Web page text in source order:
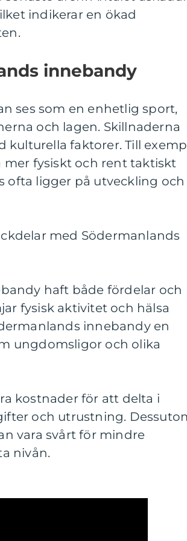
indikerar en ökad
innebandy
ses som en enhetlig sport,
och lagen. Skillnaderna
kulturella faktorer. Till
mer fysiskt och rent taktiskt
ofta ligger på utveckling och
med Södermanlands
haft både fördelar och
fysisk aktivitet och hälsa
innebandy en
ungdomsligor och olika
kostnader för att delta i
och utrustning.
vara svårt för mindre
nivån.